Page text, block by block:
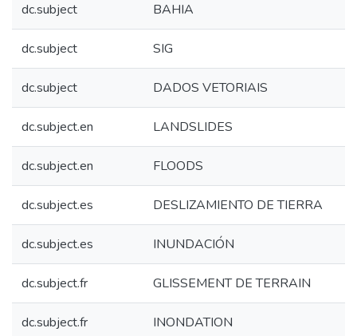
dc.subject BAHIA
dc.subject SIG
dc.subject DADOS VETORIAIS
dc.subject.en LANDSLIDES
dc.subject.en FLOODS
dc.subject.es DESLIZAMIENTO DE TIERRA
dc.subject.es INUNDACIÓN
dc.subject.fr GLISSEMENT DE TERRAIN
dc.subject.fr INONDATION